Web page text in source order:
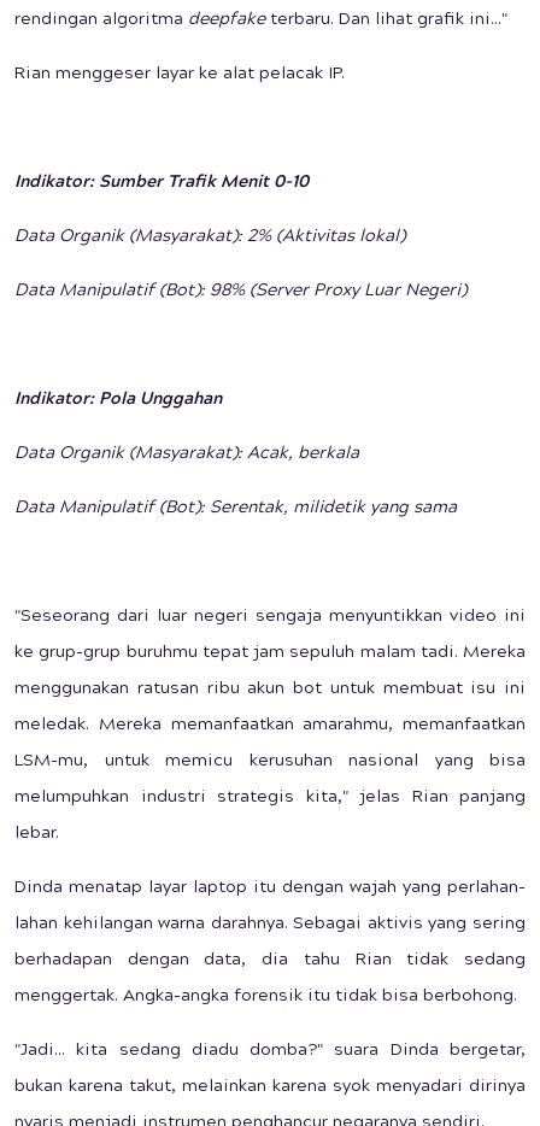
rendingan algoritma deepfaketerbaru. Dan lihat grafik ini..."
Rian menggeser layar ke alat pelacak IP.
Indikator: Sumber Trafik Menit 0-10
Data Organik (Masyarakat): 2% (Aktivitas lokal)
Data Manipulatif (Bot): 98% (Server Proxy Luar Negeri)
Indikator: Pola Unggahan
Data Organik (Masyarakat): Acak, berkala
Data Manipulatif (Bot): Serentak, milidetik yang sama
"Seseorang dari luar negeri sengaja menyuntikkan video ini
ke grup-grup buruhmu tepat jam sepuluh malam tadi. Mereka
menggunakan ratusan ribu akun bot untuk membuat isu ini
meledak. Mereka memanfaatkan amarahmu, memanfaatkan
LSM-mu, untuk memicu kerusuhan nasional yang bisa
melumpuhkan industri strategis kita," jelas Rian panjang
lebar.
Dinda menatap layar laptop itu dengan wajah yang perlahan-
lahan kehilangan warna darahnya. Sebagai aktivis yang sering
berhadapan dengan data, dia tahu Rian tidak sedang
menggertak. Angka-angka forensik itu tidak bisa berbohong.
"Jadi... kita sedang diadu domba?" suara Dinda bergetar,
bukan karena takut, melainkan karena syok menyadari dirinya